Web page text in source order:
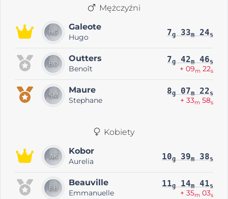
Mężczyźni
Galeote
Hugo 7g 33m 24s
Outters
Benoît
7g 42m 46s
+ 09m 22s
Maure
Stephane
8g 07m 22s
+ 33m 58s
Kobiety
Kobor
Aurelia 10g 39m 38s
Beauville
Emmanuelle
11g 14m 41s
+ 35m 03s